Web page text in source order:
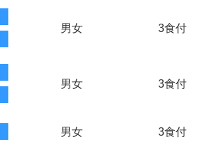
男女 3食付
男女 3食付
男女 3食付